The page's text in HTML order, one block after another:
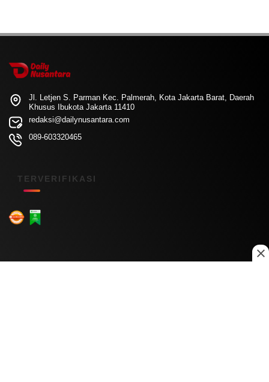
Jl. Letjen S. Parman Kec. Palmerah, Kota Jakarta Barat, Daerah
Khusus Ibukota Jakarta 11410
redaksi@dailynusantara.com
089-603320465
TERVERIFIKASI